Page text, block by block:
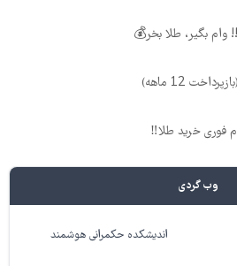
وام بگیر، طلا بخر💰
وب گردی
اندیشکده حکمرانی هوشمند